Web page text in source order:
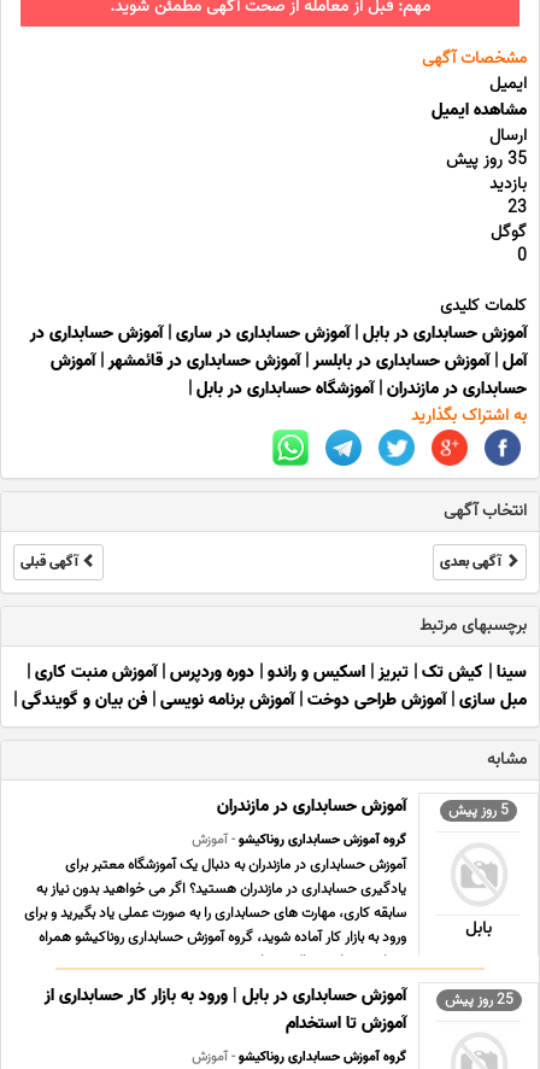
مهم: قبل از معامله از صحت آگهی مطمئن شوید.
مشخصات آگهی
ایمیل
مشاهده ایمیل
ارسال
35 روز پیش
بازدید
23
گوگل
0
کلمات کلیدی
آموزش حسابداری در بابل|آموزش حسابداری در ساری|آموزش حسابداری در
آمل|آموزش حسابداری در بابلسر|آموزش حسابداری در قائمشهر|آموزش
حسابداری در مازندران|آموزشگاه حسابداری در بابل|
به اشتراک بگذارید
انتخاب آگهی
آگهی بعدی آگهی قبلی
برچسبهای مرتبط
سینا| کیش تک| تبریز| اسکیس و راندو| دوره وردپرس|آموزش منبت کاری|
مبل سازی|آموزش طراحی دوخت|آموزش برنامه نویسی| فن بیان و گویندگی|
مشابه
5 روز پیش
بابل
آموزش حسابداری در مازندران
گروه آموزش حسابداری روناکیشو- آموزش
آموزش حسابداری در مازندران به دنبال یک آموزشگاه معتبر برای
یادگیری حسابداری در مازندران هستید؟ اگر می خواهید بدون نیاز به
سابقه کاری، مهارت های حسابداری را به صورت عملی یاد بگیرید و برای
ورود به بازار کار آماده شوید، گروه آموزش حسابداری روناکیشو همراه
شماست. ما در روناکیشو با بر ... ...
25 روز پیش
آموزش حسابداری در بابل | ورود به بازار کار حسابداری از
آموزش تا استخدام
گروه آموزش حسابداری روناکیشو- آموزش